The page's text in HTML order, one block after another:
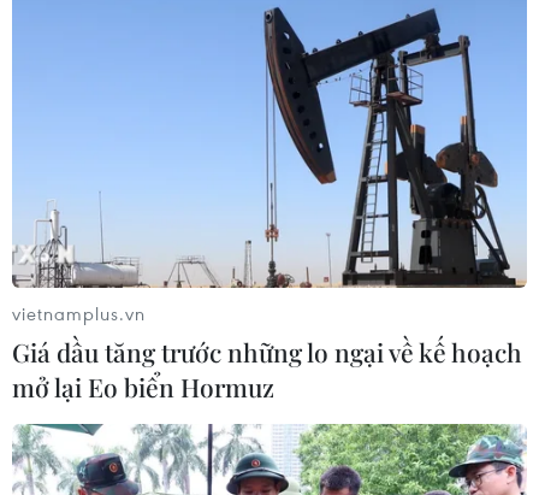
vietnamplus.vn
Giá dầu tăng trước những lo ngại về kế hoạch
mở lại Eo biển Hormuz